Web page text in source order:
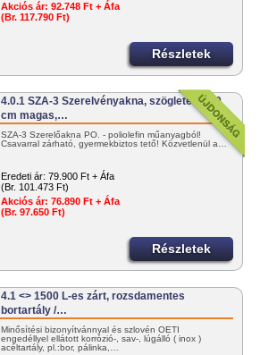
Akciós ár: 92.748 Ft + Áfa
(Br. 117.790 Ft)
Részletek
4.0.1 SZA-3 Szerelvényakna, szögletes, 110
cm magas,…
SZA-3 Szerelőakna PO. - poliolefin műanyagból!
Csavarral zárható, gyermekbiztos tető! Közvetlenül a…
Eredeti ár: 79.900 Ft + Áfa
(Br. 101.473 Ft)
Akciós ár: 76.890 Ft + Áfa
(Br. 97.650 Ft)
Részletek
4.1 <> 1500 L-es zárt, rozsdamentes
bortartály /…
Minősítési bizonyítvánnyal és szlovén OÉTI
engedéllyel ellátott korrózió-, sav-, lúgálló ( inox )
acéltartály, pl.:bor, pálinka,…